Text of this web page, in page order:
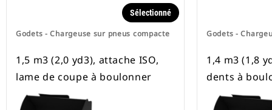
Godets - Chargeuse sur pneus compacte
Sélectionné
1,5 m3 (2,0 yd3), attache ISO,
lame de coupe à boulonner
Godets -
1,4 m3 (1,8
dents à